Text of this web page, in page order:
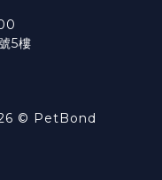
5樓
© PetBond